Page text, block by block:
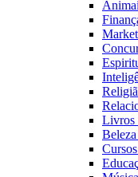
Livros